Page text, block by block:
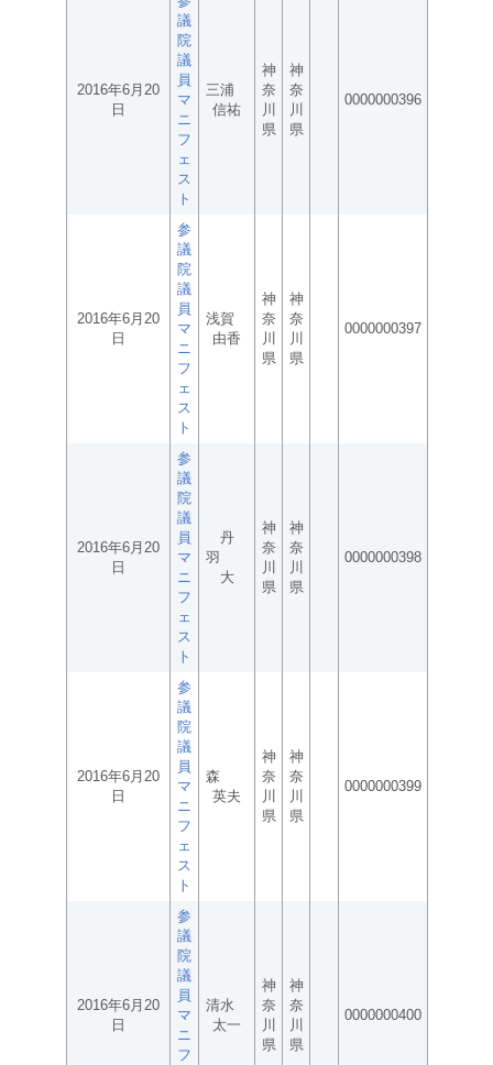
2016年6月20
日
議
院
議
員
マ
ニ
フ
ェ
ス
ト
三浦
信祐
神
奈
川
県
神
奈
川
県
0000000396
2016年6月20
日
参
議
院
議
員
マ
ニ
フ
ェ
ス
ト
浅賀
由香
神
奈
川
県
神
奈
川
県
0000000397
2016年6月20
日
参
議
院
議
員
マ
ニ
フ
ェ
ス
ト
丹
羽
大
神
奈
川
県
神
奈
川
県
0000000398
2016年6月20
日
参
議
院
議
員
マ
ニ
フ
ェ
ス
ト
森
英夫
神
奈
川
県
神
奈
川
県
0000000399
2016年6月20
日
参
議
院
議
員
マ
ニ
フ
清水
太一
神
奈
川
県
神
奈
川
県
0000000400